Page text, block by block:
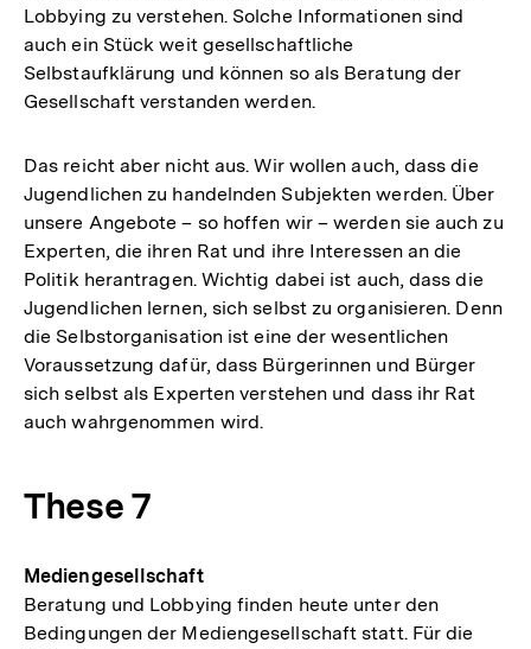
Lobbying zu verstehen. Solche Informationen sind
auch ein Stück weit gesellschaftliche
Selbstaufklärung und können so als Beratung der
Gesellschaft verstanden werden.
Das reicht aber nicht aus. Wir wollen auch, dass die
Jugendlichen zu handelnden Subjekten werden. Über
unsere Angebote – so hoffen wir – werden sie auch zu
Experten, die ihren Rat und ihre Interessen an die
Politik herantragen. Wichtig dabei ist auch, dass die
Jugendlichen lernen, sich selbst zu organisieren. Denn
die Selbstorganisation ist eine der wesentlichen
Voraussetzung dafür, dass Bürgerinnen und Bürger
sich selbst als Experten verstehen und dass ihr Rat
auch wahrgenommen wird.
These 7
Mediengesellschaft
Beratung und Lobbying finden heute unter den
Bedingungen der Mediengesellschaft statt. Für die